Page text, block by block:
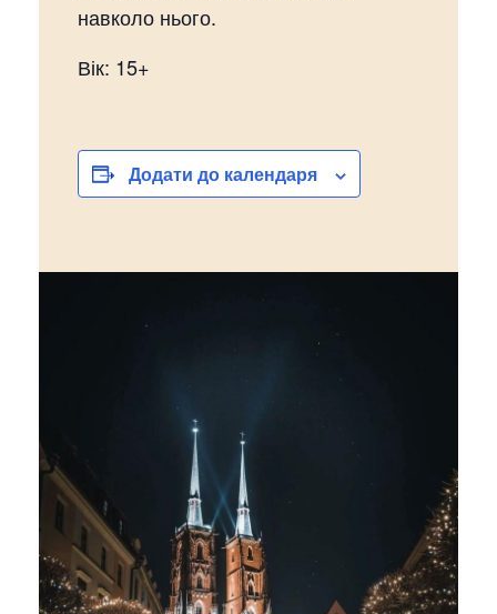
навколо нього.
Вік: 15+
Додати до календаря